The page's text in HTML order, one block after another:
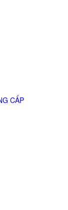
CẤP